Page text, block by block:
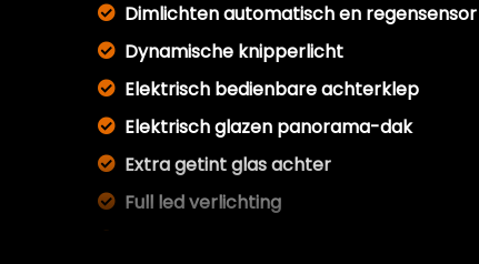
Dimlichten automatisch en regensensor
Dynamische knipperlicht
Elektrisch bedienbare achterklep
Elektrisch glazen panorama-dak
Extra getint glas achter
Full led verlichting